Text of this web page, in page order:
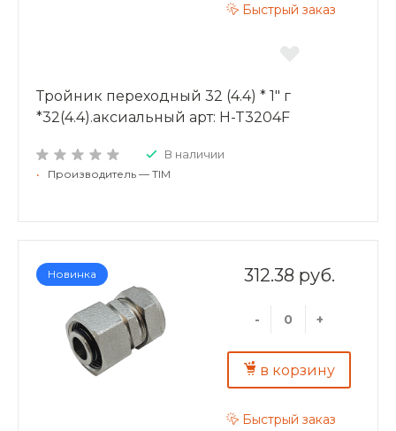
Быстрый заказ
Тройник переходный 32 (4.4) * 1″ г
*32(4.4).аксиальный арт: H-T3204F
В наличии
• Производитель — TIM
Новинка 312.38 руб.
- +
в корзину
Быстрый заказ